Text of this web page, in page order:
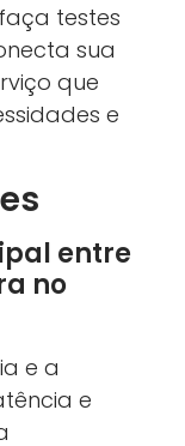
testes
sua
que
e
entre
no
e a
e